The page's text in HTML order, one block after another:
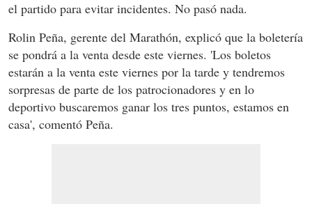
el partido para evitar incidentes. No pasó nada.
Rolin Peña, gerente del Marathón, explicó que la boletería
se pondrá a la venta desde este viernes. 'Los boletos
estarán a la venta este viernes por la tarde y tendremos
sorpresas de parte de los patrocionadores y en lo
deportivo buscaremos ganar los tres puntos, estamos en
casa', comentó Peña.